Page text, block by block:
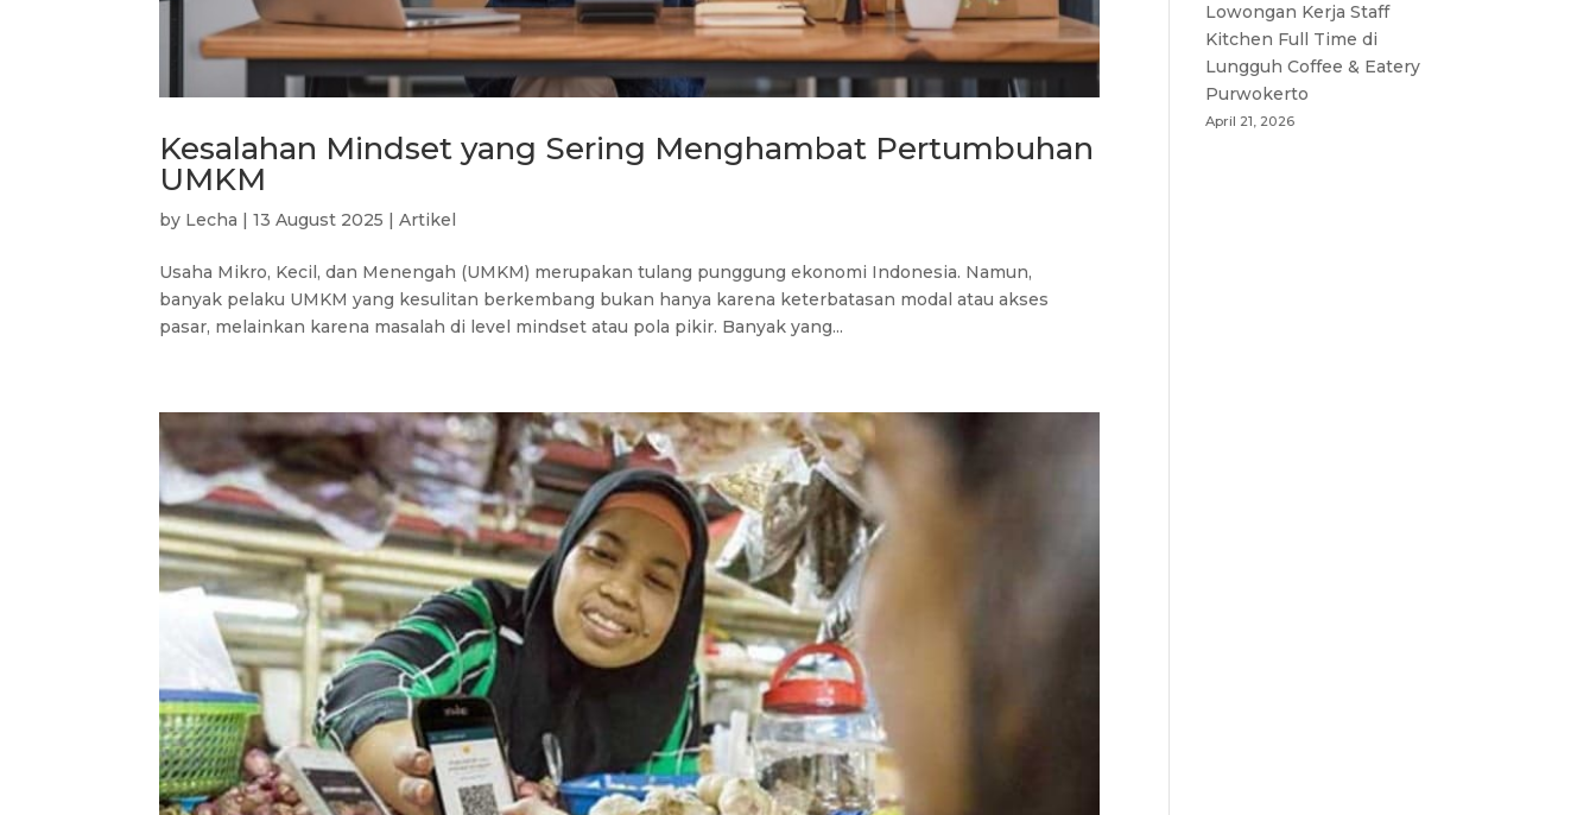
Kesalahan Mindset yang Sering Menghambat Pertumbuhan
UMKM
by Lecha |13 August 2025 |Artikel
Usaha Mikro, Kecil, dan Menengah (UMKM) merupakan tulang punggung ekonomi Indonesia. Namun,
banyak pelaku UMKM yang kesulitan berkembang bukan hanya karena keterbatasan modal atau akses
pasar, melainkan karena masalah di level mindset atau pola pikir. Banyak yang...
Lowongan Kerja Staff
Kitchen Full Time di
Lungguh Coffee & Eatery
Purwokerto
April 21, 2026